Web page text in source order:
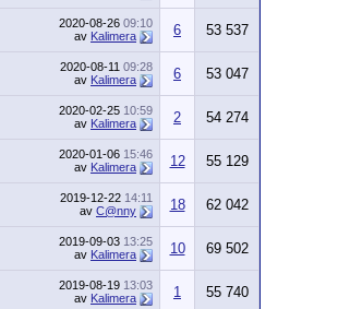
2020-08-26 09:10
av Kalimera 6 53 537
2020-08-11 09:28
av Kalimera 6 53 047
2020-02-25 10:59
av Kalimera 2 54 274
2020-01-06 15:46
av Kalimera 12 55 129
2019-12-22 14:11
av C@nny 18 62 042
2019-09-03 13:25
av Kalimera 10 69 502
2019-08-19 13:03
av Kalimera 1 55 740